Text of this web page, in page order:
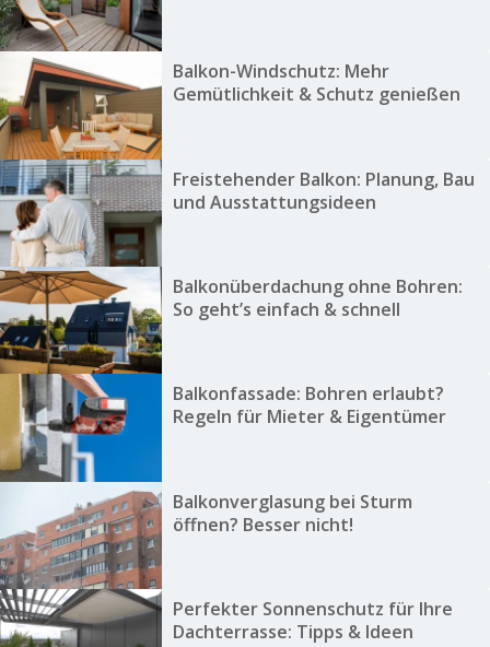
Balkon-Windschutz: Mehr
Gemütlichkeit & Schutz genießen
Freistehender Balkon: Planung, Bau
und Ausstattungsideen
Balkonüberdachung ohne Bohren:
So geht’s einfach & schnell
Balkonfassade: Bohren erlaubt?
Regeln für Mieter & Eigentümer
Balkonverglasung bei Sturm
öffnen? Besser nicht!
Perfekter Sonnenschutz für Ihre
Dachterrasse: Tipps & Ideen